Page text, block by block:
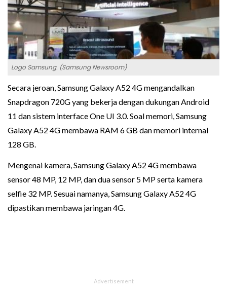
Logo Samsung. (Samsung Newsroom)
Secara jeroan, Samsung Galaxy A52 4G mengandalkan
Snapdragon 720G yang bekerja dengan dukungan Android
11 dan sistem interface One UI 3.0. Soal memori, Samsung
Galaxy A52 4G membawa RAM 6 GB dan memori internal
128 GB.
Mengenai kamera, Samsung Galaxy A52 4G membawa
sensor 48 MP, 12 MP, dan dua sensor 5 MP serta kamera
selfie 32 MP. Sesuai namanya, Samsung Galaxy A52 4G
dipastikan membawa jaringan 4G.